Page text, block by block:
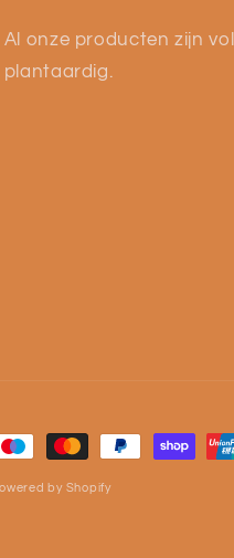
Al onze producten zijn
plantaardig.
by Shopify